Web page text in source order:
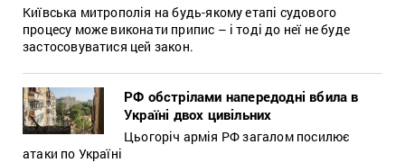
Київська митрополія на будь-якому етапі судового
процесу може виконати припис – і тоді до неї не буде
застосовуватися цей закон.
РФ обстрілами напередодні вбила в
Україні двох цивільних
Цьогоріч армія РФ загалом посилює
атаки по Україні